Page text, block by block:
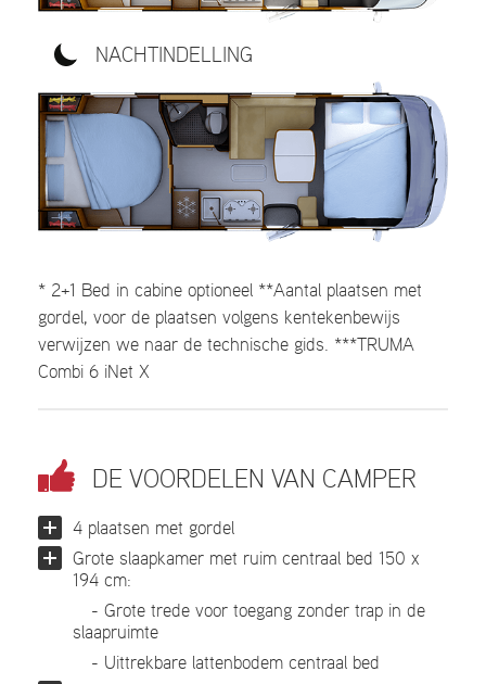
NACHTINDELLING
* 2+1 Bed in cabine optioneel **Aantal plaatsen met
gordel, voor de plaatsen volgens kentekenbewijs
verwijzen we naar de technische gids. ***TRUMA
Combi 6 iNet X
DE VOORDELEN VAN CAMPER
4 plaatsen met gordel
Grote slaapkamer met ruim centraal bed 150 x
194 cm:
- Grote trede voor toegang zonder trap in de
slaapruimte
- Uittrekbare lattenbodem centraal bed